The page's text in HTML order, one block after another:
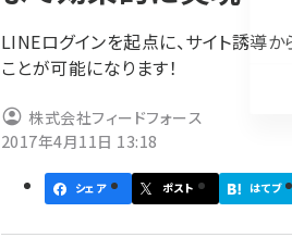
LINEログインを起点に、サイト誘導
ことが可能になります！
株式会社フィードフォース
2017年4月11日 13:18
シェア ポスト はてブ